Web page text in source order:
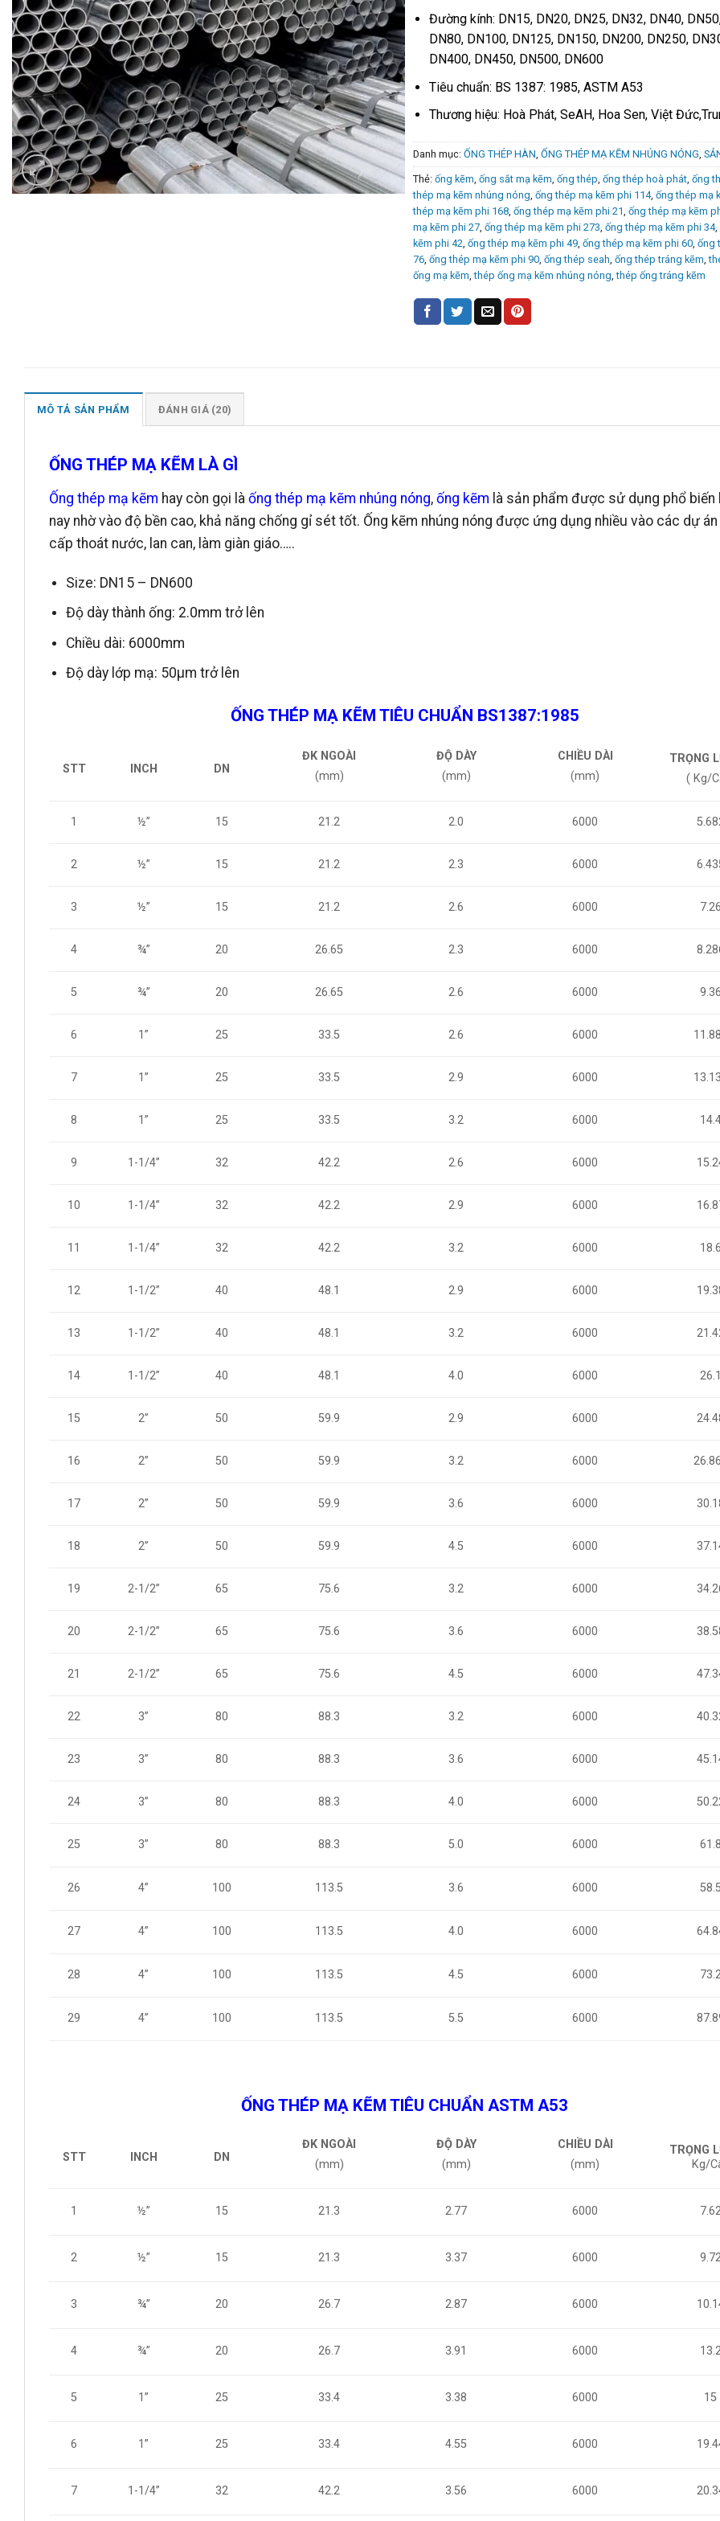
Đường kính: DN15, DN20, DN25, DN32, DN40,
DN80, DN100, DN125, DN150, DN200, DN250,
DN400, DN450, DN500, DN600
Tiêu chuẩn: BS 1387: 1985, ASTM A53
Thương hiệu: Hoà Phát, SeAH, Hoa Sen, Việt
Danh mục: ỐNG THÉP HÀN, ỐNG THÉP MẠ KẼM NHÚNG NÓNG,
Thẻ: ống kẽm, ống sắt mạ kẽm, ống thép, ống thép hoà phát, ống
thép mạ kẽm nhúng nóng, ống thép mạ kẽm phi 114, ống thép mạ
thép mạ kẽm phi 168, ống thép mạ kẽm phi 21, ống thép mạ kẽm
mạ kẽm phi 27, ống thép mạ kẽm phi 273, ống thép mạ kẽm phi 34,
kẽm phi 42, ống thép mạ kẽm phi 49, ống thép mạ kẽm phi 60, ống
76, ống thép mạ kẽm phi 90, ống thép seah, ống thép tráng kẽm,
ống mạ kẽm,thép ống mạ kẽm nhúng nóng,thép ống tráng kẽm
MÔ TẢ SẢN PHẨM ĐÁNH GIÁ (20)
ỐNG THÉP MẠ KẼM LÀ GÌ
Ống thép mạ kẽm hay còn gọi là ống thép mạ kẽm nhúng nóng, ống kẽm là sản phẩm được sử dụng phổ biến
nay nhờ vào độ bền cao, khả năng chống gỉ sét tốt. Ống kẽm nhúng nóng được ứng dụng nhiều vào các dự án
cấp thoát nước, lan can, làm giàn giáo…..
Size: DN15 – DN600
Độ dày thành ống: 2.0mm trở lên
Chiều dài: 6000mm
Độ dày lớp mạ: 50µm trở lên
ỐNG THÉP MẠ KẼM TIÊU CHUẨN BS1387:1985
STT INCH DN
ĐK NGOÀI
(mm)
ĐỘ DÀY
(mm)
CHIỀU DÀI
(mm)
TRỌNG
( Kg/
1 ½” 15 21.2 2.0 6000
2 ½” 15 21.2 2.3 6000
3 ½” 15 21.2 2.6 6000 7.26
4 ¾” 20 26.65 2.3 6000
5 ¾” 20 26.65 2.6 6000 9.36
6 1” 25 33.5 2.6 6000
7 1” 25 33.5 2.9 6000
8 1” 25 33.5 3.2 6000
9 1-1/4” 32 42.2 2.6 6000
10 1-1/4” 32 42.2 2.9 6000
11 1-1/4” 32 42.2 3.2 6000 18.6
12 1-1/2” 40 48.1 2.9 6000
13 1-1/2” 40 48.1 3.2 6000
14 1-1/2” 40 48.1 4.0 6000 26.1
15 2” 50 59.9 2.9 6000
16 2” 50 59.9 3.2 6000
17 2” 50 59.9 3.6 6000
18 2” 50 59.9 4.5 6000
19 2-1/2” 65 75.6 3.2 6000
20 2-1/2” 65 75.6 3.6 6000
21 2-1/2” 65 75.6 4.5 6000
22 3” 80 88.3 3.2 6000
23 3” 80 88.3 3.6 6000
24 3” 80 88.3 4.0 6000
25 3” 80 88.3 5.0 6000 61.8
26 4” 100 113.5 3.6 6000
27 4” 100 113.5 4.0 6000
28 4” 100 113.5 4.5 6000
29 4” 100 113.5 5.5 6000
ỐNG THÉP MẠ KẼM TIÊU CHUẨN ASTM A53
STT INCH DN
ĐK NGOÀI
(mm)
ĐỘ DÀY
(mm)
CHIỀU DÀI
(mm)
TRỌNG
Kg/
1 ½” 15 21.3 2.77 6000
2 ½” 15 21.3 3.37 6000
3 ¾” 20 26.7 2.87 6000
4 ¾” 20 26.7 3.91 6000
5 1” 25 33.4 3.38 6000 15
6 1” 25 33.4 4.55 6000
7 1-1/4” 32 42.2 3.56 6000